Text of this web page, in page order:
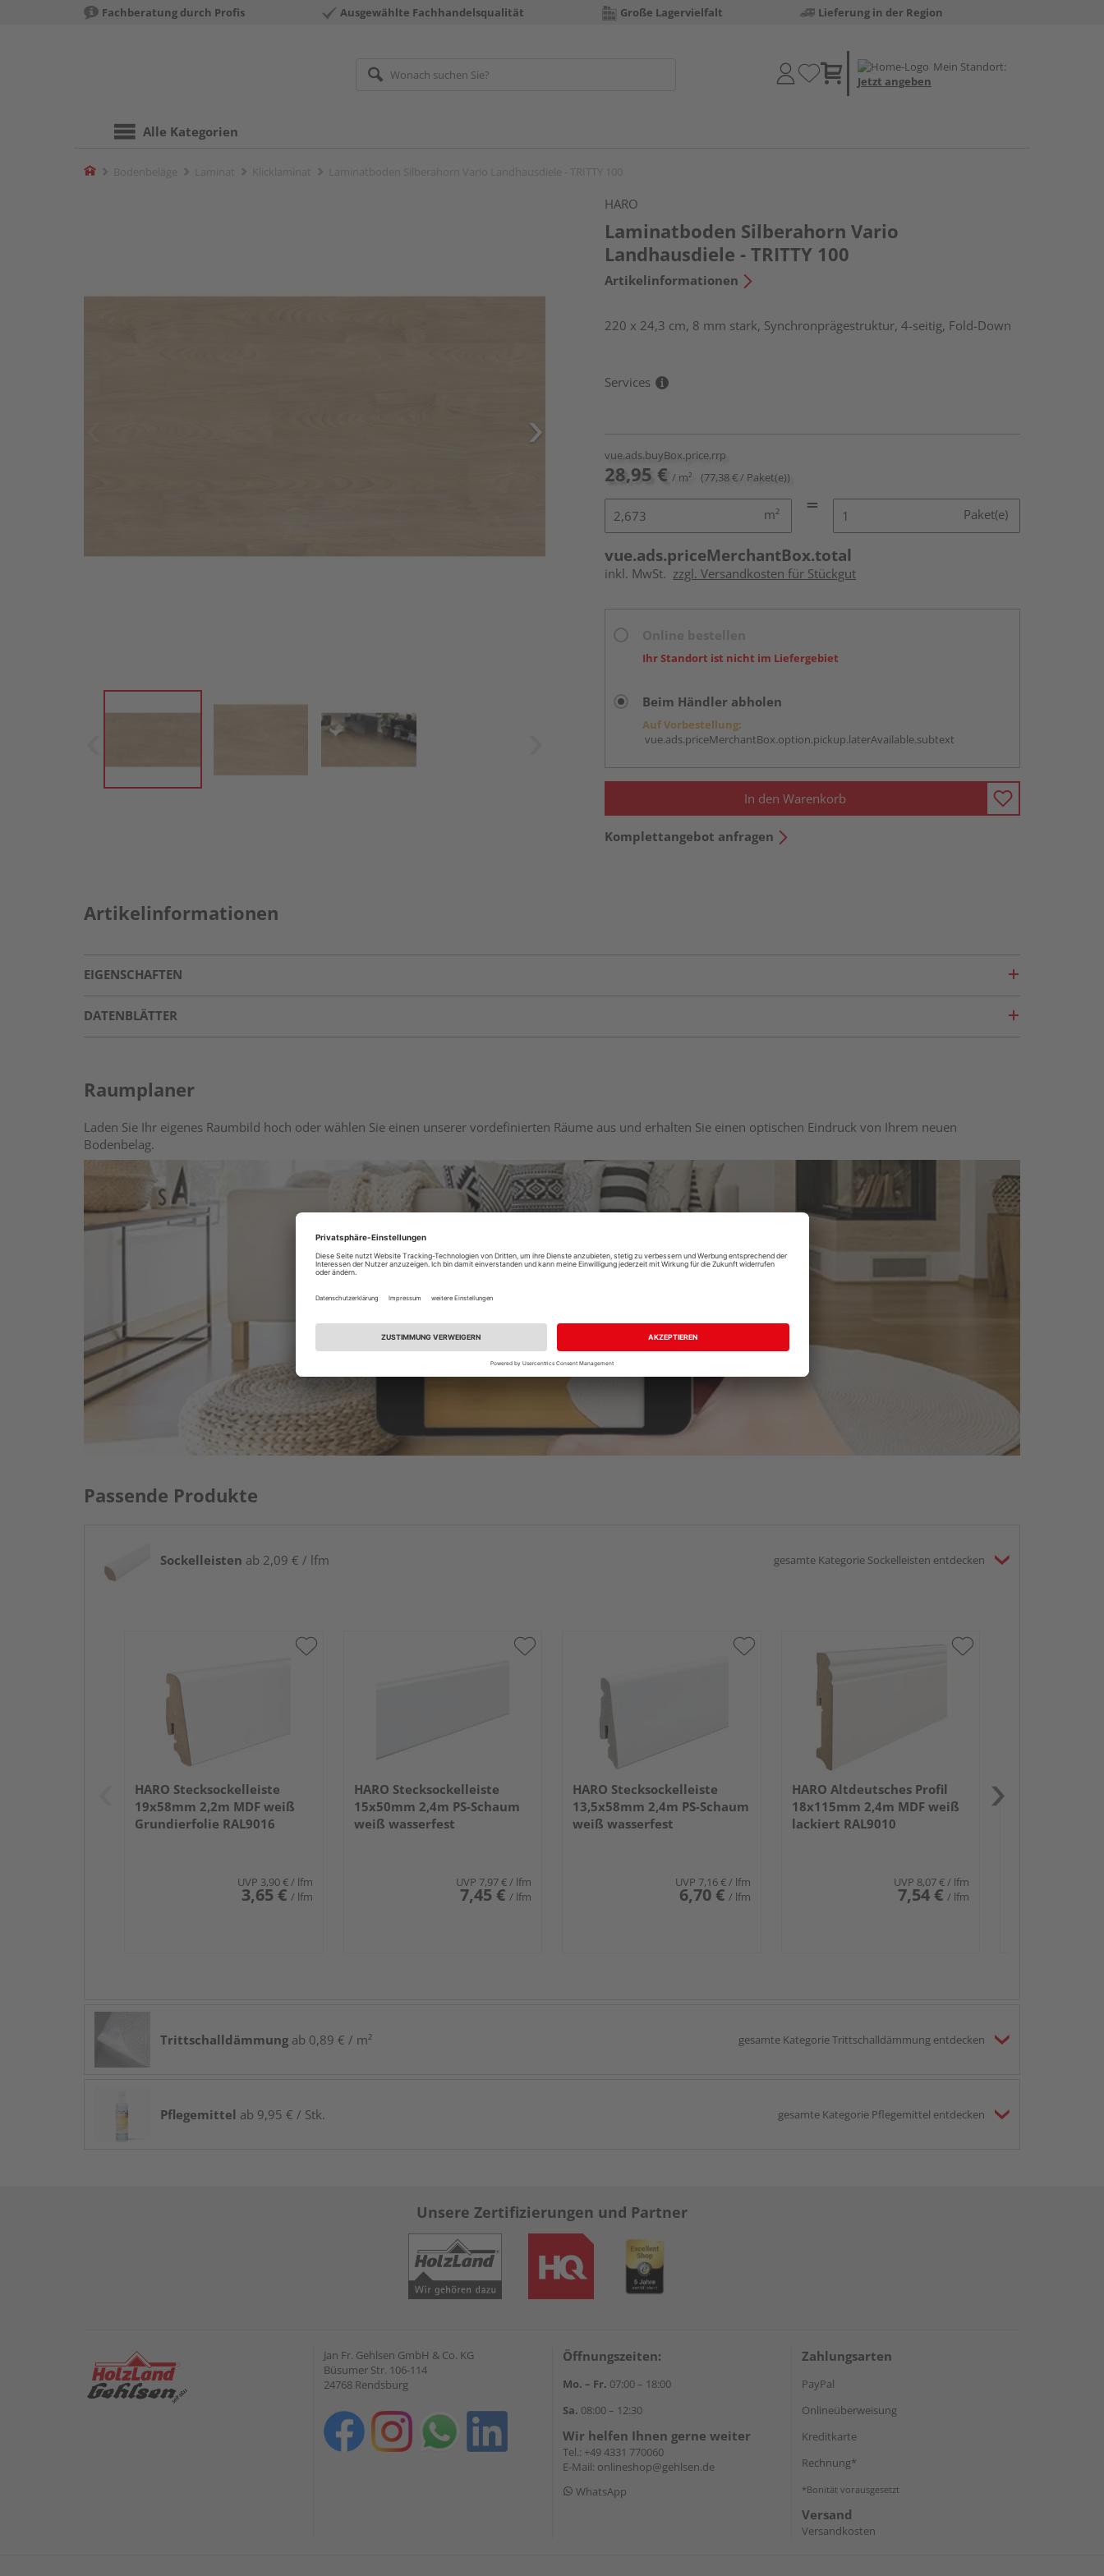
Fachberatung durch Profis Ausgewählte Fachhandelsqualität Große Lagervielfalt Lieferung in der Region
Mein Standort:
Jetzt angeben
Alle Kategorien
Home
HARO
Laminatboden Silberahorn Vario
Landhausdiele - TRITTY 100
Artikelinformationen
220 x 24,3 cm, 8 mm stark, Synchronprägestruktur, 4-seitig, Fold-Down
Services
vue.ads.buyBox.price.rrp
28,95 € / m² (77,38 € / Paket(e))
m² Paket(e)
vue.ads.priceMerchantBox.total
inkl. MwSt. zzgl. Versandkosten für Stückgut
Ihr Standort ist nicht im Liefergebiet
Beim Händler abholen
Auf Vorbestellung:
vue.ads.priceMerchantBox.option.pickup.laterAvailable.subtext
In den Warenkorb
Komplettangebot anfragen
Artikelinformationen
EIGENSCHAFTEN
DATENBLÄTTER
Raumplaner
Laden Sie Ihr eigenes Raumbild hoch oder wählen Sie einen unserer vordefinierten Räume aus und erhalten Sie einen optischen Eindruck von Ihrem neuen
Bodenbelag.
Passende Produkte
Sockelleisten ab 2,09 € / lfm gesamte Kategorie Sockelleisten entdecken
HARO Stecksockelleiste
19x58mm 2,2m MDF weiß
Grundierfolie RAL9016
UVP 3,90 € / lfm
3,65 € / lfm
HARO Stecksockelleiste
15x50mm 2,4m PS-Schaum
weiß wasserfest
UVP 7,97 € / lfm
7,45 € / lfm
HARO Stecksockelleiste
13,5x58mm 2,4m PS-Schaum
weiß wasserfest
UVP 7,16 € / lfm
6,70 € / lfm
HARO Altdeutsches Profil
18x115mm 2,4m MDF weiß
lackiert RAL9010
UVP 8,07 € / lfm
7,54 € / lfm
Trittschalldämmung ab 0,89 € / m² gesamte Kategorie Trittschalldämmung entdecken
Pflegemittel ab 9,95 € / Stk. gesamte Kategorie Pflegemittel entdecken
Unsere Zertifizierungen und Partner
Jan Fr. Gehlsen GmbH & Co. KG
Büsumer Str. 106-114
24768 Rendsburg
Öffnungszeiten:
Mo. – Fr. 07:00 – 18:00
Sa. 08:00 – 12:30
Wir helfen Ihnen gerne weiter
Tel.: +49 4331 770060
E-Mail: onlineshop@gehlsen.de
WhatsApp
Zahlungsarten
PayPal
Onlineüberweisung
Kreditkarte
Rechnung*
*Bonität vorausgesetzt
Versand
Versandkosten